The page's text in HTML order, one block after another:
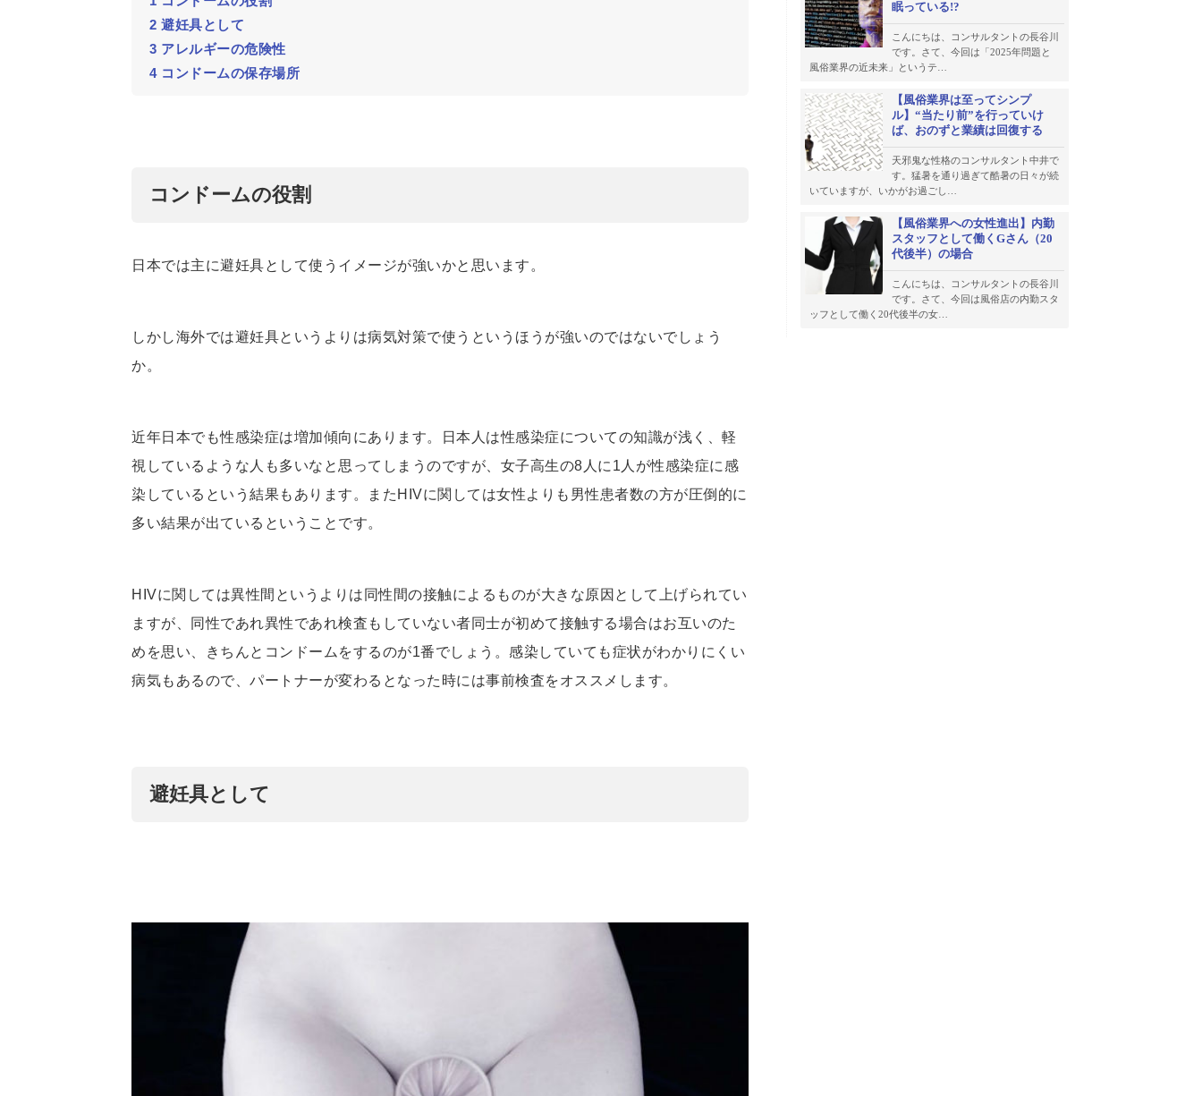
2 避妊具として
3 アレルギーの危険性
4コンドームの保存場所
コンドームの役割
日本では主に避妊具として使うイメージが強いかと思います。
しかし海外では避妊具というよりは病気対策で使うというほうが強いのではないでしょう
か。
近年日本でも性感染症は増加傾向にあります。日本人は性感染症についての知識が浅く、軽
視しているような人も多いなと思ってしまうのですが、女子高生の8人に1人が性感染症に感
染しているという結果もあります。またHIVに関しては女性よりも男性患者数の方が圧倒的に
多い結果が出ているということです。
HIVに関しては異性間というよりは同性間の接触によるものが大きな原因として上げられてい
ますが、同性であれ異性であれ検査もしていない者同士が初めて接触する場合はお互いのた
めを思い、きちんとコンドームをするのが1番でしょう。感染していても症状がわかりにくい
病気もあるので、パートナーが変わるとなった時には事前検査をオススメします。
避妊具として
眠っている!?
こんにちは、コンサルタントの長谷川
です。さて、今回は「2025年問題と
風俗業界の近未来」というテ…
【風俗業界は至ってシンプ
ル】“当たり前”を行っていけ
ば、おのずと業績は回復する
天邪鬼な性格のコンサルタント中井で
す。猛暑を通り過ぎて酷暑の日々が続
いていますが、いかがお過ごし…
【風俗業界への女性進出】内勤
スタッフとして働くGさん（20
代後半）の場合
こんにちは、コンサルタントの長谷川
です。さて、今回は風俗店の内勤スタ
ッフとして働く20代後半の女…